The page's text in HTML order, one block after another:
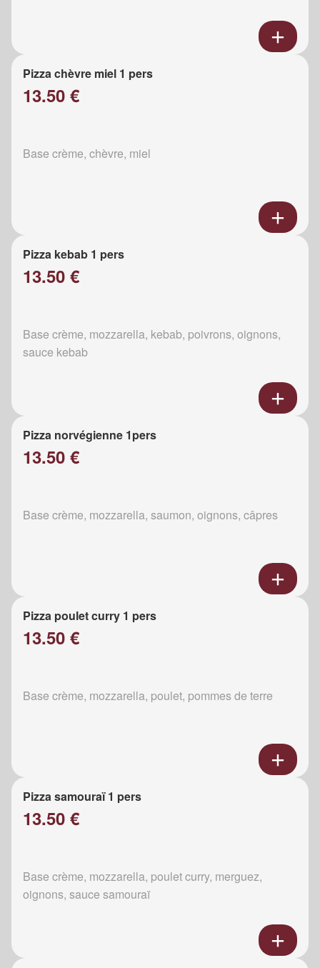
Pizza chèvre miel 1 pers
13.50 €
Base crème, chèvre, miel
Pizza kebab 1 pers
13.50 €
Base crème, mozzarella, kebab, poivrons, oignons,
sauce kebab
Pizza norvégienne 1pers
13.50 €
Base crème, mozzarella, saumon, oignons, câpres
Pizza poulet curry 1 pers
13.50 €
Base crème, mozzarella, poulet, pommes de terre
Pizza samouraï 1 pers
13.50 €
Base crème, mozzarella, poulet curry, merguez,
oignons, sauce samouraï